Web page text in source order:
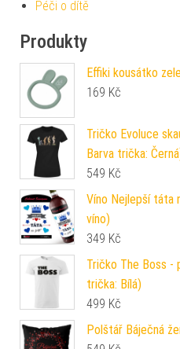
Péči o dítě
Produkty
Effiki kousátko
169 Kč
Tričko Evoluce
Barva trička:
549 Kč
Víno Nejlepší táta
víno)
349 Kč
Tričko The Boss -
trička: Bílá)
499 Kč
Polštář Báječná